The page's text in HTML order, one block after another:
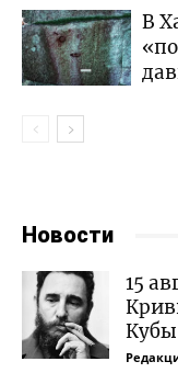
В
Новости
15
Кубы